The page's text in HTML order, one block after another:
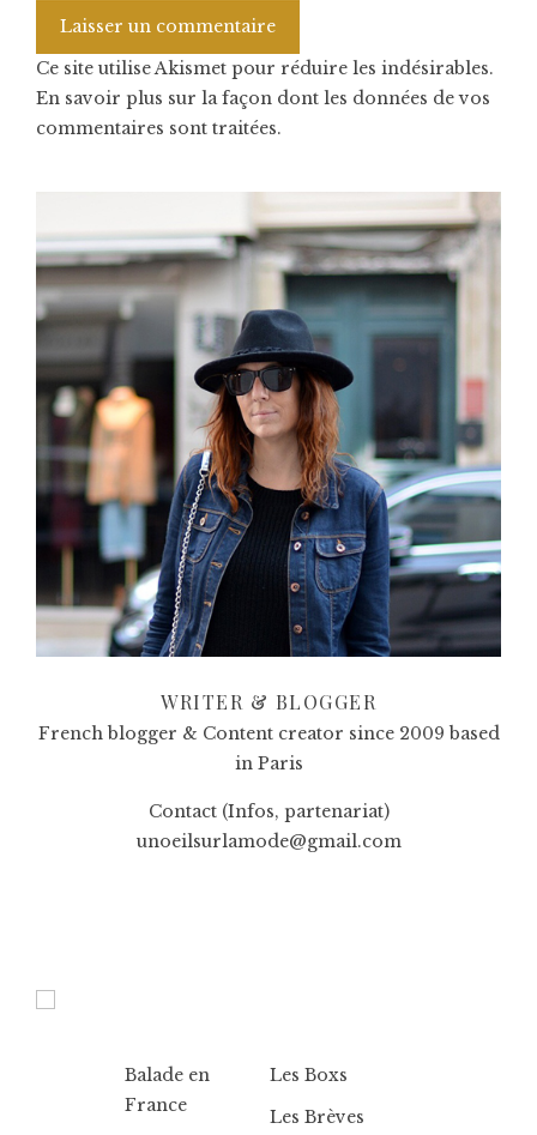
Ce site utilise Akismet pour réduire les indésirables.
En savoir plus sur la façon dont les données de vos
commentaires sont traitées.
WRITER & BLOGGER
French blogger & Content creator since 2009 based
in Paris
Contact (Infos, partenariat)
unoeilsurlamode@gmail.com
Balade en
France
Les Boxs
Les Brèves